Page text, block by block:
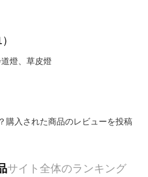
燈、草皮燈
購入された商品のレビューを投稿
サイト全体のランキング